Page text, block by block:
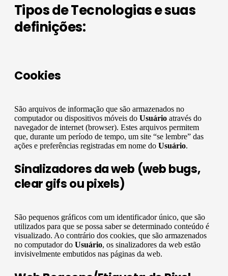
Tipos de Tecnologias e suas
definições:
Cookies
São arquivos de informação que são armazenados no
computador ou dispositivos móveis do Usuário através do
navegador de internet (browser). Estes arquivos permitem
que, durante um período de tempo, um site “se lembre” das
ações e preferências registradas em nome do Usuário.
Sinalizadores da web (web bugs,
clear gifs ou pixels)
São pequenos gráficos com um identificador único, que são
utilizados para que se possa saber se determinado conteúdo é
visualizado. Ao contrário dos cookies, que são armazenados
no computador do Usuário, os sinalizadores da web estão
invisivelmente embutidos nas páginas da web.